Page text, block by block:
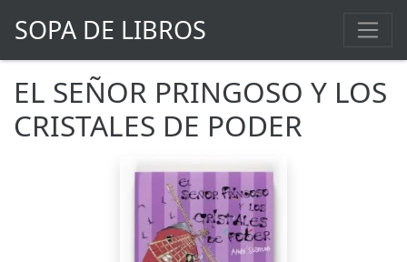
SOPA DE LIBROS
EL SEÑOR PRINGOSO Y LOS
CRISTALES DE PODER